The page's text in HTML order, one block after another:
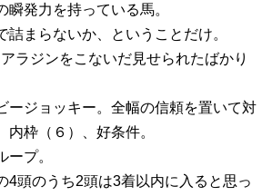
瞬発力を持っている馬。
詰まらないか、ということだけ。
ラジンをこないだ見せられたばかり
ージョッキー。全幅の信頼を置いて対
内枠（６）、好条件。
ープ。
4頭のうち2頭は3着以内に入ると思っ